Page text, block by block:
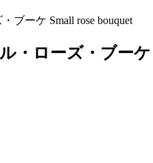
ブーケ Small rose bouquet
・ローズ・ブーケ